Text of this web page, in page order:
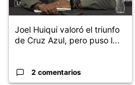
Joel Huiqui valoró el triunfo
de Cruz Azul, pero puso l...
2 comentarios